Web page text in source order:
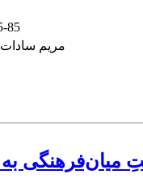
85
مریم سادات
میان‌فرهنگی